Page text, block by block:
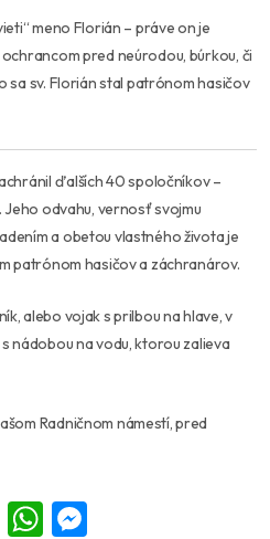
meno Florián – práve on je
pred neúrodou, búrkou, či
sa sv. Florián stal patrónom hasičov
ďalších 40 spoločníkov –
odvahu, vernosť svojmu
a obetou vlastného života je
patrónom hasičov a záchranárov.
alebo vojak s prilbou na hlave, v
nádobou na vodu, ktorou zalieva
Radničnom námestí, pred
WhatsApp